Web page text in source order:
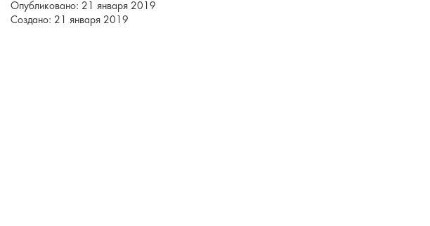
Опубликовано: 21 января 2019
Создано: 21 января 2019